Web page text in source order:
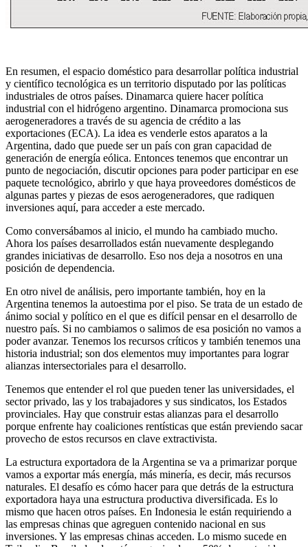
En resumen, el espacio doméstico para desarrollar política industrial
y científico tecnológica es un territorio disputado por las políticas
industriales de otros países. Dinamarca quiere hacer política
industrial con el hidrógeno argentino. Dinamarca promociona sus
aerogeneradores a través de su agencia de crédito a las
exportaciones (ECA). La idea es venderle estos aparatos a la
Argentina, dado que puede ser un país con gran capacidad de
generación de energía eólica. Entonces tenemos que encontrar un
punto de negociación, discutir opciones para poder participar en ese
paquete tecnológico, abrirlo y que haya proveedores domésticos de
algunas partes y piezas de esos aerogeneradores, que radiquen
inversiones aquí, para acceder a este mercado.
Como conversábamos al inicio, el mundo ha cambiado mucho.
Ahora los países desarrollados están nuevamente desplegando
grandes iniciativas de desarrollo. Eso nos deja a nosotros en una
posición de dependencia.
En otro nivel de análisis, pero importante también, hoy en la
Argentina tenemos la autoestima por el piso. Se trata de un estado de
ánimo social y político en el que es difícil pensar en el desarrollo de
nuestro país. Si no cambiamos o salimos de esa posición no vamos a
poder avanzar. Tenemos los recursos críticos y también tenemos una
historia industrial; son dos elementos muy importantes para lograr
alianzas intersectoriales para el desarrollo.
Tenemos que entender el rol que pueden tener las universidades, el
sector privado, las y los trabajadores y sus sindicatos, los Estados
provinciales. Hay que construir estas alianzas para el desarrollo
porque enfrente hay coaliciones rentísticas que están previendo sacar
provecho de estos recursos en clave extractivista.
La estructura exportadora de la Argentina se va a primarizar porque
vamos a exportar más energía, más minería, es decir, más recursos
naturales. El desafío es cómo hacer para que detrás de la estructura
exportadora haya una estructura productiva diversificada. Es lo
mismo que hacen otros países. En Indonesia le están requiriendo a
las empresas chinas que agreguen contenido nacional en sus
inversiones. Y las empresas chinas acceden. Lo mismo sucede en